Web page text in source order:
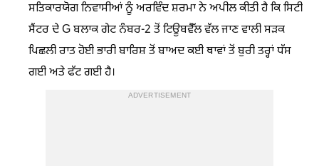
ਸਤਿਕਾਰਯੋਗ ਨਿਵਾਸੀਆਂ ਨੂੰ ਅਰਵਿੰਦ ਸ਼ਰਮਾ ਨੇ ਅਪੀਲ ਕੀਤੀ ਹੈ ਕਿ ਸਿਟੀ
ਸੈਂਟਰ ਦੇ G ਬਲਾਕ ਗੇਟ ਨੰਬਰ-2 ਤੋਂ ਟਿਊਬਵੈੱਲ ਵੱਲ ਜਾਣ ਵਾਲੀ ਸੜਕ
ਪਿਛਲੀ ਰਾਤ ਹੋਈ ਭਾਰੀ ਬਾਰਿਸ਼ ਤੋਂ ਬਾਅਦ ਕਈ ਥਾਵਾਂ ਤੋਂ ਬੁਰੀ ਤਰ੍ਹਾਂ ਧੱਸ
ਗਈ ਅਤੇ ਫੱਟ ਗਈ ਹੈ।
ADVERTISEMENT